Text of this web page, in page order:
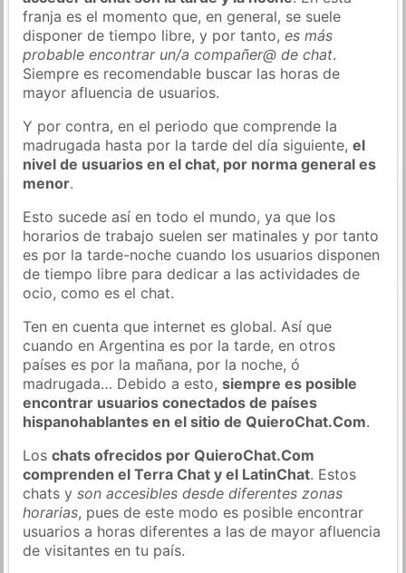
franja es el momento que, en general, se suele
disponer de tiempo libre, y por tanto,es más
probable encontrar un/a compañer@ de chat.
Siempre es recomendable buscar las horas de
mayor afluencia de usuarios.
Y por contra, en el periodo que comprende la
madrugada hasta por la tarde del día siguiente,el
nivel de usuarios en el chat, por norma general es
menor.
Esto sucede así en todo el mundo, ya que los
horarios de trabajo suelen ser matinales y por tanto
es por la tarde-noche cuando los usuarios disponen
de tiempo libre para dedicar a las actividades de
ocio, como es el chat.
Ten en cuenta que internet es global. Así que
cuando en Argentina es por la tarde, en otros
países es por la mañana, por la noche, ó
madrugada… Debido a esto,siempre es posible
encontrar usuarios conectados de países
hispanohablantes en el sitio de QuieroChat.Com.
Loschats ofrecidos por QuieroChat.Com
comprenden el Terra Chat y el LatinChat. Estos
chats yson accesibles desde diferentes zonas
horarias, pues de este modo es posible encontrar
usuarios a horas diferentes a las de mayor afluencia
de visitantes en tu país.